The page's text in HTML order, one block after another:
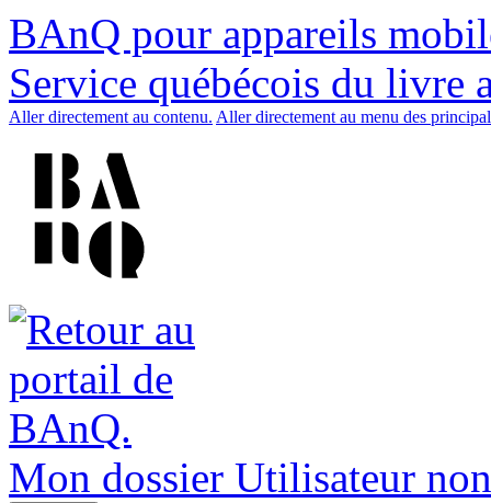
BAnQ pour appareils
Service québécois du livre
Aller directement au contenu. Aller directement au menu des
Mon dossier Utilisateur